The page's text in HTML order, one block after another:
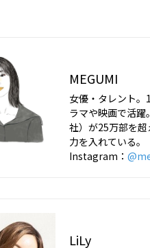
MEGUMI
女優・タレント
ラマや映画で活
社）が25万部を
力を入れている。
Instagram：
LiLy